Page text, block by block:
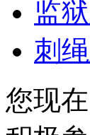
监
刺
您现